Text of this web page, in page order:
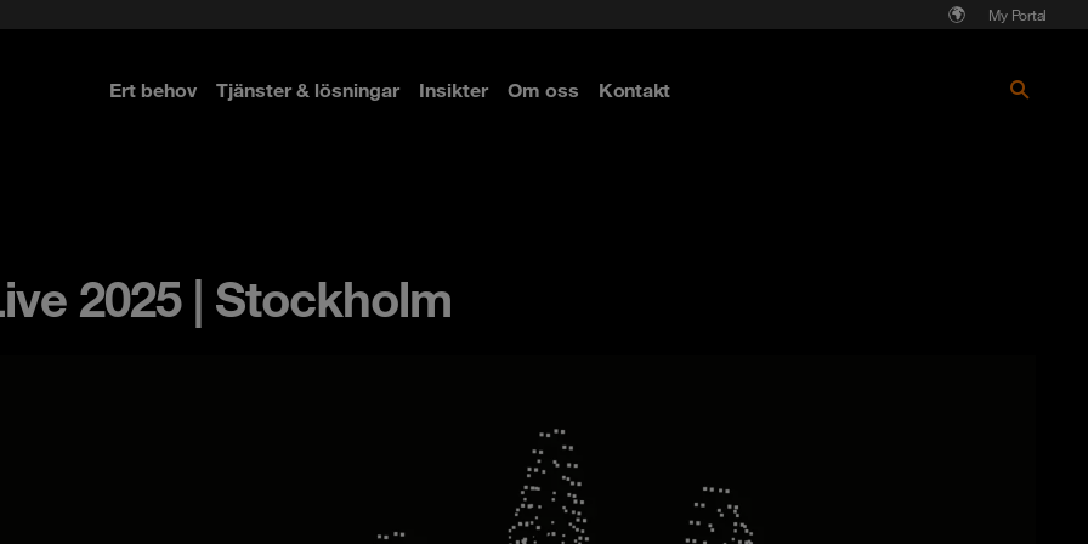
My Portal
Ert behov Tjänster & lösningar Insikter Om oss Kontakt
2025 | Stockholm